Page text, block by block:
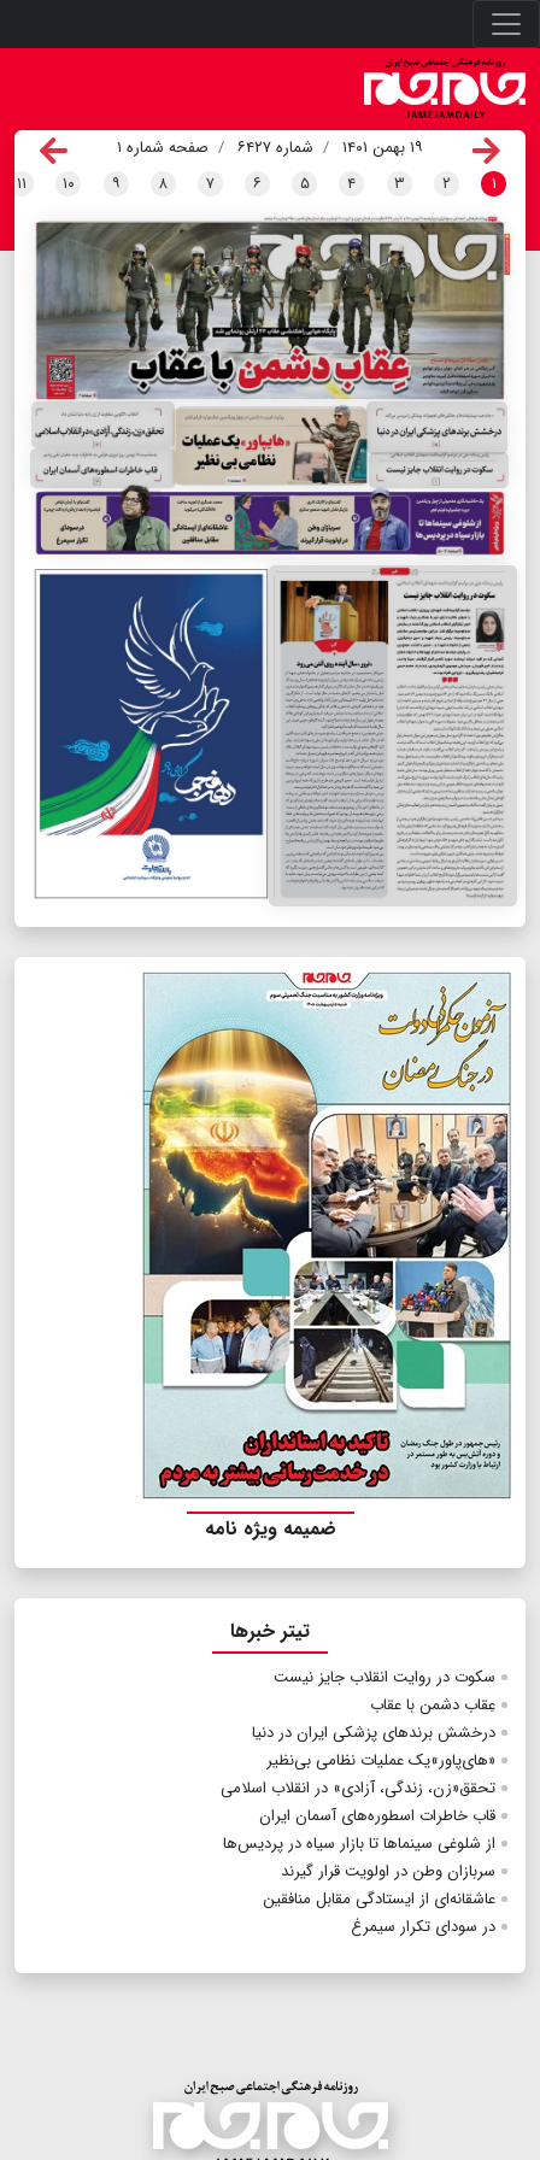
۱۹ بهمن ۱۴۰۱ شماره ۶۴۲۷
صفحه شماره ۱
۱
۲ ۳ ۴ ۵ ۶ ۷ ۸ ۹ ۱۰ ۱۱
ضمیمه ویژه نامه
تیتر خبرها
سکوت در روایت انقلاب جایز نیست
عِقاب دشمن با عقاب
درخشش برندهای پزشکی ایران در دنیا
«های‌پاور»یک عملیات نظامی بی‌نظیر
تحقق«زن، زندگی، آزادی» در انقلاب اسلامی
قاب خاطرات اسطوره‌های آسمان ایران
از شلوغی سینماها تا بازار سیاه در پردیس‌ها
سربازان وطن در اولویت قرار گیرند
عاشقانه‌ای از ایستادگی مقابل منافقین
در سودای تکرار سیمرغ